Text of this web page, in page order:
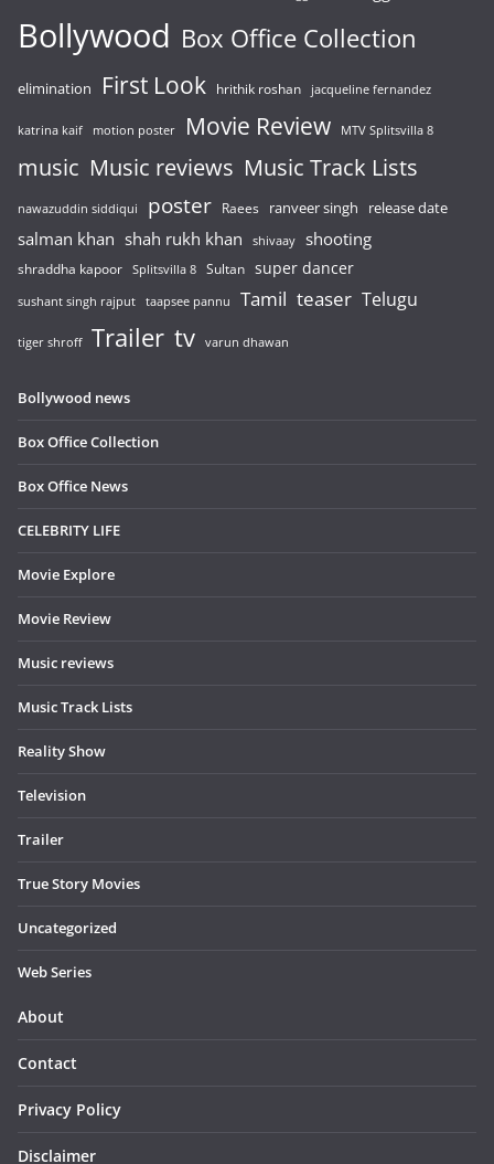
Bollywood Box Office Collection
elimination First Look hrithik roshan jacqueline fernandez
katrina kaif motion poster Movie Review MTV Splitsvilla 8
music Music reviews Music Track Lists
nawazuddin siddiqui poster Raees ranveer singh release date
salman khan shah rukh khan shivaay shooting
shraddha kapoor Splitsvilla 8 Sultan super dancer
sushant singh rajput taapsee pannu Tamil teaser Telugu
tiger shroff Trailer tv varun dhawan
Bollywood news
Box Office Collection
Box Office News
CELEBRITY LIFE
Movie Explore
Movie Review
Music reviews
Music Track Lists
Reality Show
Television
Trailer
True Story Movies
Uncategorized
Web Series
About
Contact
Privacy Policy
Disclaimer